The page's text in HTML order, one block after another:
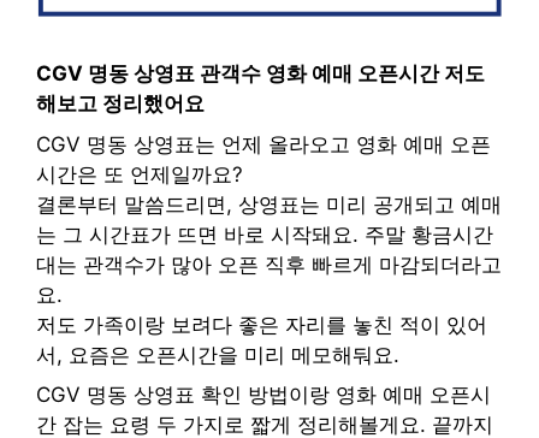
CGV 명동 상영표 관객수 영화 예매 오픈시간 저도
해보고 정리했어요
CGV 명동 상영표는 언제 올라오고 영화 예매 오픈
시간은 또 언제일까요?
결론부터 말씀드리면, 상영표는 미리 공개되고 예매
는 그 시간표가 뜨면 바로 시작돼요. 주말 황금시간
대는 관객수가 많아 오픈 직후 빠르게 마감되더라고
요.
저도 가족이랑 보려다 좋은 자리를 놓친 적이 있어
서, 요즘은 오픈시간을 미리 메모해둬요.
CGV 명동 상영표 확인 방법이랑 영화 예매 오픈시
간 잡는 요령 두 가지로 짧게 정리해볼게요. 끝까지